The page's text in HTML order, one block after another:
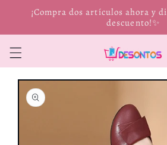
directamente
¡Compra dos artículos ahora y
descuento!✨
Ir
directamente
información